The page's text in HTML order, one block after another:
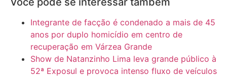
Integrante de facção é condenado a mais de 45
anos por duplo homicídio em centro de
recuperação em Várzea Grande
Show de Natanzinho Lima leva grande público à
52ª Exposul e provoca intenso fluxo de veículos